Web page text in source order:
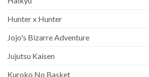
Hunter x Hunter
Jojo's Bizarre Adventure
Jujutsu Kaisen
Kuroko No Basket